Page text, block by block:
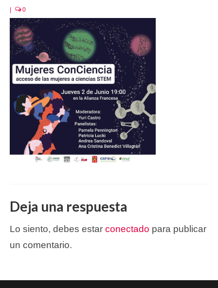
0
Deja una respuesta
Lo siento, debes estar conectado para publicar
un comentario.